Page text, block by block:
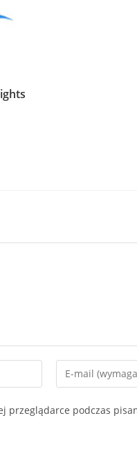
przeglądarce podczas